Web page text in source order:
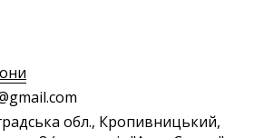
ail.com
обл., Кропивницький,